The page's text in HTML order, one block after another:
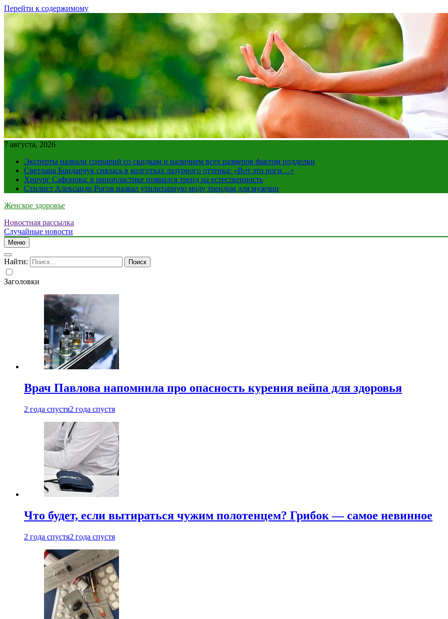
Перейти к содержимому
7 августа, 2026
Эксперты назвали сценарий со скидкам и наличием всех размеров фактом подделки
Светлана Бондарчук снялась в колготках лазурного оттенка: «Вот это ноги…»
Хирург Сафонова: в ринопластике появился тренд на естественность
Стилист Александр Рогов назвал утилитарную моду трендом для мужчин
Женское здоровье
Новостная рассылка
Случайные новости
Меню
Найти:
Заголовки
Врач Павлова напомнила про опасность курения вейпа для здоровья
2 года спустя2 года спустя
Что будет, если вытираться чужим полотенцем? Грибок — самое невинное
2 года спустя2 года спустя